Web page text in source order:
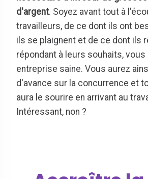
d'argent. Soyez avant tout à
travailleurs, de ce dont ils ont
ils se plaignent et de ce dont ils
répondant à leurs souhaits,
entreprise saine. Vous aurez
d'avance sur la concurrence et
aura le sourire en arrivant au
Intéressant, non ?